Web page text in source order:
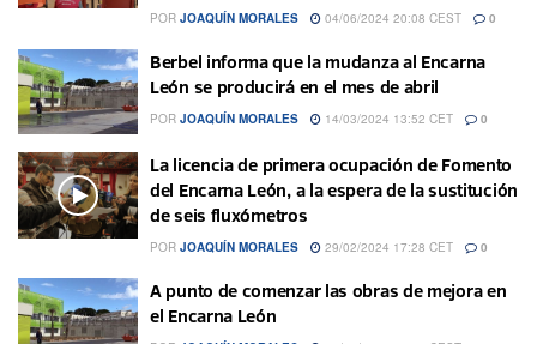
POR JOAQUÍN MORALES 04/06/2024 20:08 CEST 0
Berbel informa que la mudanza al Encarna
León se producirá en el mes de abril
POR JOAQUÍN MORALES 14/03/2024 13:52 CET 0
La licencia de primera ocupación de Fomento
del Encarna León, a la espera de la sustitución
de seis fluxómetros
POR JOAQUÍN MORALES 29/02/2024 17:28 CET 0
A punto de comenzar las obras de mejora en
el Encarna León